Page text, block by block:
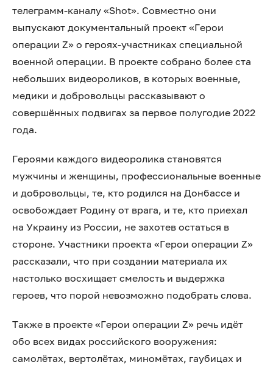
телеграмм-каналу «Shot». Совместно они
выпускают документальный проект «Герои
операции Z» о героях-участниках специальной
военной операции. В проекте собрано более ста
небольших видеороликов, в которых военные,
медики и добровольцы рассказывают о
совершённых подвигах за первое полугодие 2022
года.
Героями каждого видеоролика становятся
мужчины и женщины, профессиональные военные
и добровольцы, те, кто родился на Донбассе и
освобождает Родину от врага, и те, кто приехал
на Украину из России, не захотев остаться в
стороне. Участники проекта «Герои операции Z»
рассказали, что при создании материала их
настолько восхищает смелость и выдержка
героев, что порой невозможно подобрать слова.
Также в проекте «Герои операции Z» речь идёт
обо всех видах российского вооружения:
самолётах, вертолётах, миномётах, гаубицах и